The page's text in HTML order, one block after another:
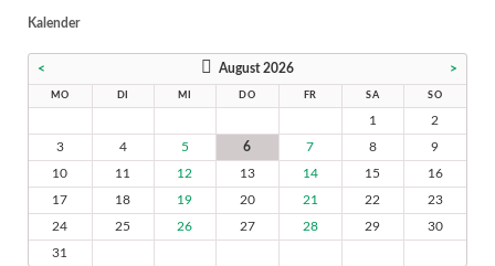
Kalender
< August 2026 >
MO DI MI DO FR SA SO
1
2
3
4 5 6 7 8
9
10
11 12 13 14 15
16
17
18 19 20 21 22
23
24
25 26 27 28 29
30
31